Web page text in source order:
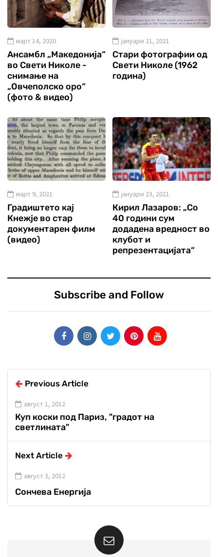
март 14, 2020
Ансамбл „Македонија“
во Свети Николе -
снимање на
„Овчеполско оро“
(фото & видео)
јануари 21, 2021
Стари фотографии од
Свети Николе (1962
година)
март 9, 2021
Градиштето кај
Кнежје во стар
документарен филм
(видео)
јануари 23, 2021
Кирил Лазаров: „Со
40 години сум
додадена вредност во
клубот и
репрезентацијата“
Subscribe and Follow
Previous Article
август 1, 2012
Куп коски под Париз, "градот на
светлината"
Next Article
август 3, 2012
Сончева Енергија